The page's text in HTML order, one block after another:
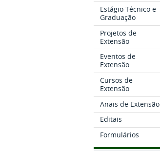
Estágio Técnico e
Graduação
Projetos de
Extensão
Eventos de
Extensão
Cursos de
Extensão
Anais de Extensão
Editais
Formulários